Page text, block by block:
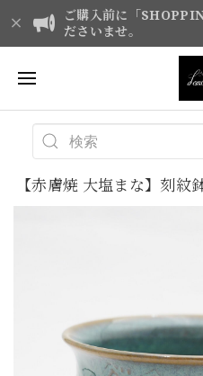
ご購入前に「
ださいませ。
【赤膚焼 大塩まな】刻